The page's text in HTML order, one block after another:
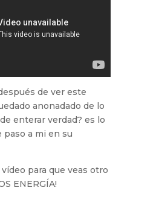
de ver este
anonadado de lo
enterar verdad? es lo
paso a mi en su
para que veas otro
ENERGÍA!